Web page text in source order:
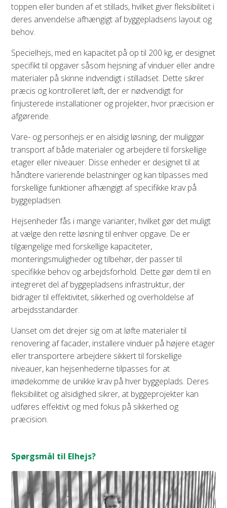
Spørgsmål til Elhejs?
toppen eller bunden af et stillads, hvilket giver fleksibilitet i
deres anvendelse afhængigt af byggepladsens layout og
behov.
Specielhejs, med en kapacitet på op til 200 kg, er designet
specifikt til opgaver såsom hejsning af vinduer eller andre
materialer på skinne indvendigt i stilladset. Dette sikrer
præcis og kontrolleret løft, der er nødvendigt for
finjusterede installationer og projekter, hvor præcision er
afgørende.
Vare- og personhejs er en alsidig løsning, der muliggør
transport af både materialer og arbejdere til forskellige
etager eller niveauer. Disse enheder er designet til at
håndtere varierende belastninger og kan tilpasses med
forskellige funktioner afhængigt af specifikke krav på
byggepladsen.
Hejsenheder fås i mange varianter, hvilket gør det muligt
at vælge den rette løsning til enhver opgave. De er
tilgængelige med forskellige kapaciteter,
monteringsmuligheder og tilbehør, der passer til
specifikke behov og arbejdsforhold. Dette gør dem til en
integreret del af byggepladsens infrastruktur, der
bidrager til effektivitet, sikkerhed og overholdelse af
arbejdsstandarder.
Uanset om det drejer sig om at løfte materialer til
renovering af facader, installere vinduer på højere etager
eller transportere arbejdere sikkert til forskellige
niveauer, kan hejsenhederne tilpasses for at
imødekomme de unikke krav på hver byggeplads. Deres
fleksibilitet og alsidighed sikrer, at byggeprojekter kan
udføres effektivt og med fokus på sikkerhed og
præcision.